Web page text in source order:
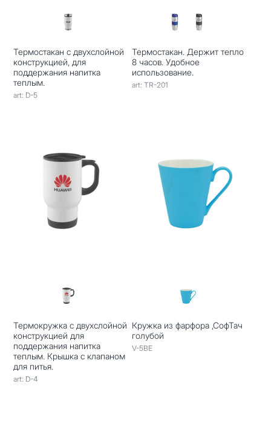
Термостакан с двухслойной
конструкцией, для
поддержания напитка
теплым.
art: D-5
Термостакан. Держит тепло
8 часов. Удобное
использование.
art: TR-201
Термокружка с двухслойной
конструкцией для
поддержания напитка
теплым. Крышка с клапаном
для питья.
art: D-4
Кружка из фарфора ,СофТач
голубой
V-5BE